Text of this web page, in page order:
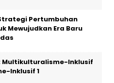
Pertumbuhan
Mewujudkan Era Baru
: Multikulturalisme-Inklusif
Inklusif 1